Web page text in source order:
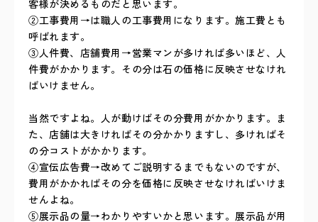
客様が決めるものだと思います。
②工事費用→は職人の工事費用になります。施工費とも
呼ばれます。
③人件費、店舗費用→営業マンが多ければ多いほど、人
件費がかかります。その分は石の価格に反映させなけれ
ばいけません。
当然ですよね。人が動けばその分費用がかかります。ま
た、店舗は大きければその分かかりますし、多ければそ
の分コストがかかります。
④宣伝広告費→改めてご説明するまでもないのですが、
費用がかかればその分を価格に反映させなければいけま
せんよね。
⑤展示品の量→わかりやすいかと思います。展示品が用